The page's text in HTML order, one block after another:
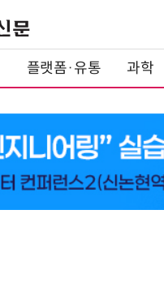
플랫폼·유통 과학